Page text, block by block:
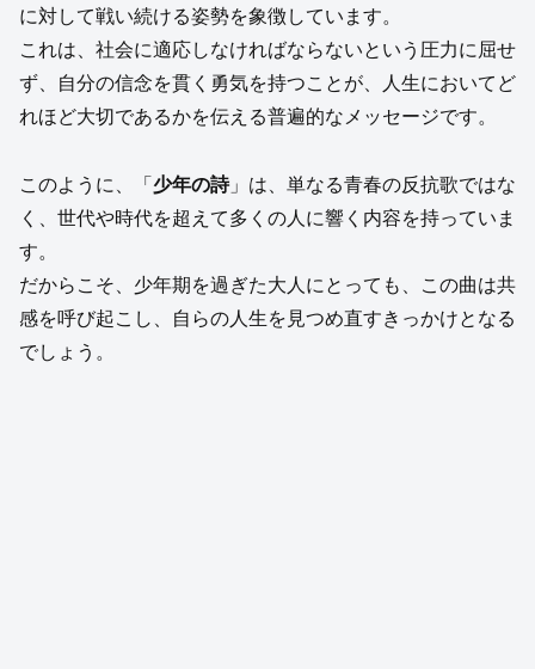
に対して戦い続ける姿勢を象徴しています。
これは、社会に適応しなければならないという圧力に屈せ
ず、自分の信念を貫く勇気を持つことが、人生においてど
れほど大切であるかを伝える普遍的なメッセージです。
このように、「 少年の詩」は、単なる青春の反抗歌ではな
く、世代や時代を超えて多くの人に響く内容を持っていま
す。
だからこそ、少年期を過ぎた大人にとっても、この曲は共
感を呼び起こし、自らの人生を見つめ直すきっかけとなる
でしょう。